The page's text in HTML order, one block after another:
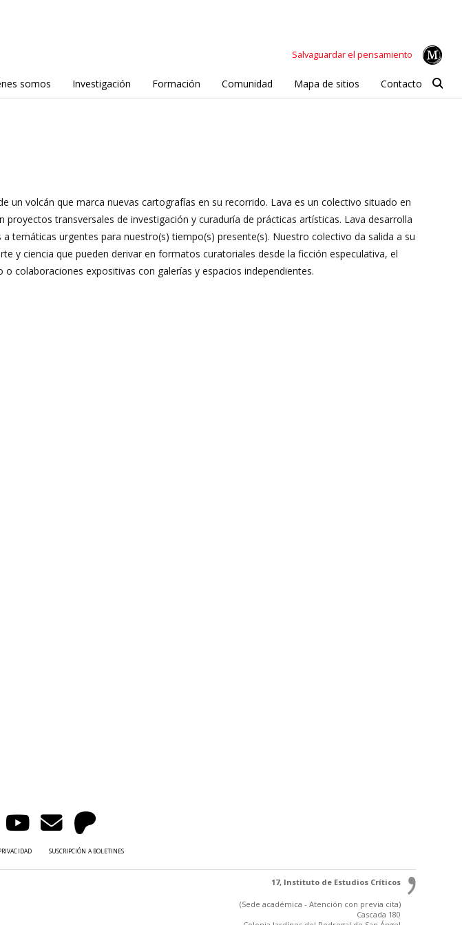
Salvaguardar el pensamiento
somos Investigación Formación Comunidad Mapa de sitios Contacto
un volcán que marca nuevas cartografías en su recorrido. Lava es un colectivo situado en
transversales de investigación y curaduría de prácticas artísticas. Lava desarrolla
temáticas urgentes para nuestro(s) tiempo(s) presente(s). Nuestro colectivo da salida a su
y ciencia que pueden derivar en formatos curatoriales desde la ficción especulativa, el
colaboraciones expositivas con galerías y espacios independientes.
SUSCRIPCIÓN A BOLETINES
17, Instituto de Estudios Críticos
(Sede académica - Atención con previa cita)
Cascada 180